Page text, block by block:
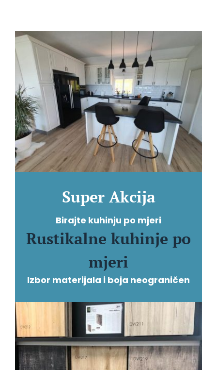
Super Akcija
Birajte kuhinju po mjeri
Rustikalne kuhinje po
mjeri
Izbor materijala i boja neograničen